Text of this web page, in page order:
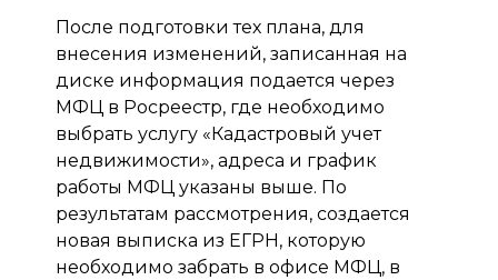
После подготовки тех плана, для
внесения изменений, записанная на
диске информация подается через
МФЦ в Росреестр, где необходимо
выбрать услугу «Кадастровый учет
недвижимости», адреса и график
работы МФЦ указаны выше. По
результатам рассмотрения, создается
новая выписка из ЕГРН, которую
необходимо забрать в офисе МФЦ, в